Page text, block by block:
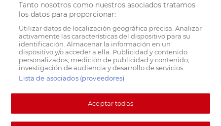
Tanto nosotros como nuestros asociados tratamos
los datos para proporcionar:
Utilizar datos de localización geográfica precisa. Analizar
activamente las características del dispositivo para su
identificación. Almacenar la información en un
dispositivo y/o acceder a ella. Publicidad y contenido
personalizados, medición de publicidad y contenido,
investigación de audiencia y desarrollo de servicios.
Lista de asociados (proveedores)
Aceptar todas